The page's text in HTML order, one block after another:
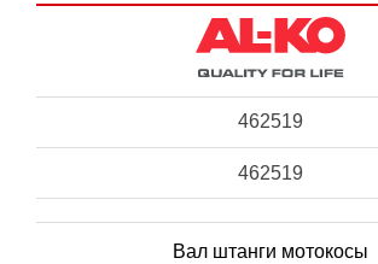
462519
462519
Вал штанги мотокосы